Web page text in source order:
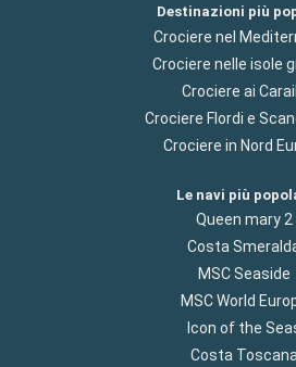
Destinazioni più
Crociere nel
Crociere nelle isole
Crociere ai
Crociere Flordi e
Crociere in Nord
Le navi più
Queen mary 2
Costa
MSC Seaside
MSC World
Icon of the
Costa Toscana